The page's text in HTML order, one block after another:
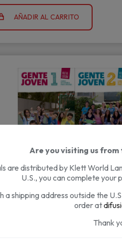
AÑADIR AL CARRITO
Are you visiting us
are distributed by Klett World
U.S., you can complete your
a shipping address outside the
order at
Thank